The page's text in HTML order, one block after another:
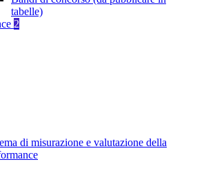
tabelle)
2
di misurazione e valutazione della